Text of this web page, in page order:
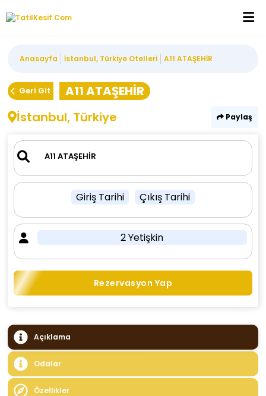
Anasayfa İstanbul, Türkiye Otelleri A11 ATAŞEHİR
Geri Git
A11 ATAŞEHİR
İstanbul, Türkiye
Paylaş
Giriş Tarihi Çıkış Tarihi
2 Yetişkin
Rezervasyon Yap
Açıklama
Odalar
Özellikler